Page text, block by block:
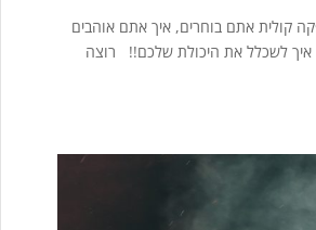
קולית אתם בוחרים, איך אתם אוהבים
איך לשכלל את היכולת שלכם!! רוצה